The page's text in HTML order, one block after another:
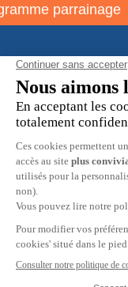
parrainage
À propos
Informations
Restons en
© 2026 HOBBY